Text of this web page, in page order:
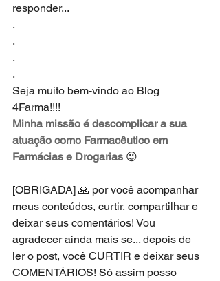
responder...
.
.
.
.
Seja muito bem-vindo ao Blog
4Farma!!!!
Minha missão é descomplicar a sua
atuação como Farmacêutico em
Farmácias e Drogarias 😉
[OBRIGADA] 🙏 por você acompanhar
meus conteúdos, curtir, compartilhar e
deixar seus comentários! Vou
agradecer ainda mais se... depois de
ler o post, você CURTIR e deixar seus
COMENTÁRIOS! Só assim posso